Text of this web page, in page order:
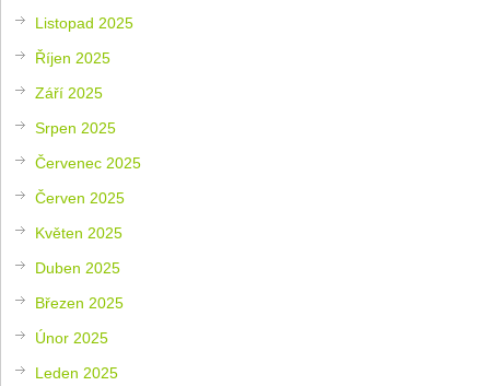
Listopad 2025
Říjen 2025
Září 2025
Srpen 2025
Červenec 2025
Červen 2025
Květen 2025
Duben 2025
Březen 2025
Únor 2025
Leden 2025